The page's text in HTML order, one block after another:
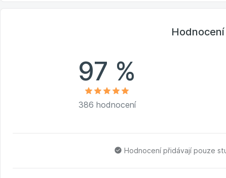
Hodnocení
97 %
386 hodnocení
Hodnocení přidávají pouze